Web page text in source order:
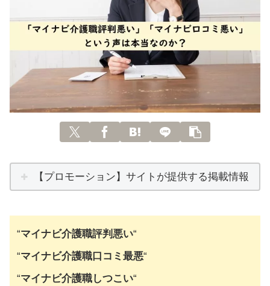
【プロモーション】サイトが提供する掲載情報
“マイナビ介護職評判悪い“
“マイナビ介護職口コミ最悪“
“マイナビ介護職しつこい“